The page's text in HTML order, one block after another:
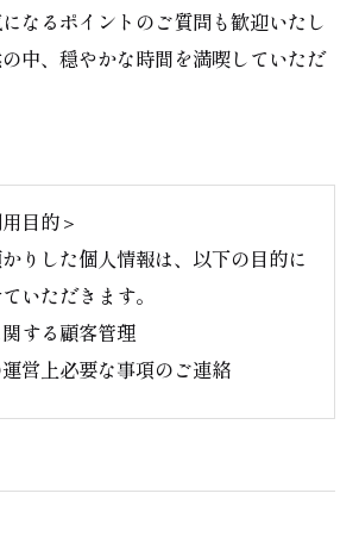
なるポイントのご質問も歓迎いたし
中、穏やかな時間を満喫していただ
目的＞
りした個人情報は、以下の目的に
いただきます。
する顧客管理
営上必要な事項のご連絡
、